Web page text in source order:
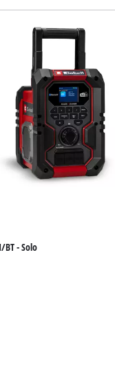
BT - Solo